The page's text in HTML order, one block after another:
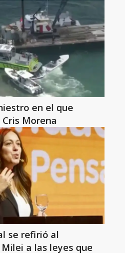
en el que
Morena
se refirió al
a las leyes que